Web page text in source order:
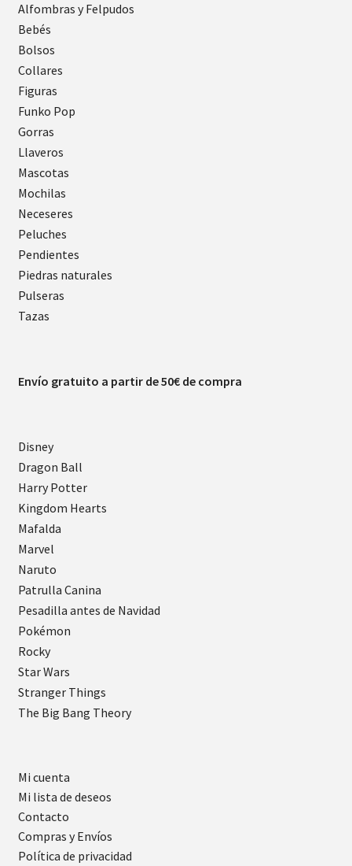
Alfombras y Felpudos
Bebés
Bolsos
Collares
Figuras
Funko Pop
Gorras
Llaveros
Mascotas
Mochilas
Neceseres
Peluches
Pendientes
Piedras naturales
Pulseras
Tazas
Envío gratuito a partir de 50€ de compra
Disney
Dragon Ball
Harry Potter
Kingdom Hearts
Mafalda
Marvel
Naruto
Patrulla Canina
Pesadilla antes de Navidad
Pokémon
Rocky
Star Wars
Stranger Things
The Big Bang Theory
Mi cuenta
Mi lista de deseos
Contacto
Compras y Envíos
Política de privacidad